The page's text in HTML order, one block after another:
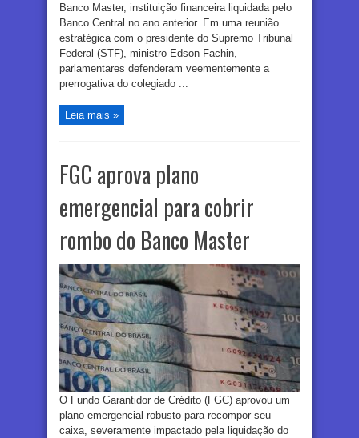
Banco Master, instituição financeira liquidada pelo
Banco Central no ano anterior. Em uma reunião
estratégica com o presidente do Supremo Tribunal
Federal (STF), ministro Edson Fachin,
parlamentares defenderam veementemente a
prerrogativa do colegiado ...
Leia mais »
FGC aprova plano
emergencial para cobrir
rombo do Banco Master
O Fundo Garantidor de Crédito (FGC) aprovou um
plano emergencial robusto para recompor seu
caixa, severamente impactado pela liquidação do